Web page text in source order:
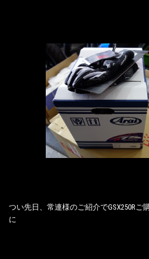
つい先日、常連様のご紹介でGSX250R
に